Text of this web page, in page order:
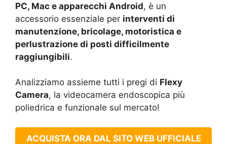
PC, Mac e apparecchi Android, è un
accessorio essenziale per interventi di
manutenzione, bricolage, motoristica e
perlustrazione di posti difficilmente
raggiungibili.
Analizziamo assieme tutti i pregi di Flexy
Camera, la videocamera endoscopica più
poliedrica e funzionale sul mercato!
ACQUISTA ORA DAL SITO WEB UFFICIALE